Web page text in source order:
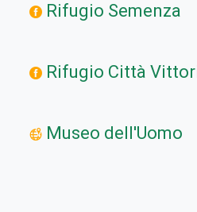
Rifugio Semenza
Rifugio Città
Museo dell'Uomo